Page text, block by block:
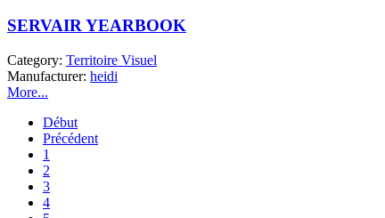
SERVAIR YEARBOOK
Category: Territoire Visuel
Manufacturer: heidi
More...
Début
Précédent
1
2
3
4